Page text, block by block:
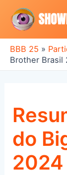
para
conteúdo
BBB 25 »
Brother Brasil
do
2024